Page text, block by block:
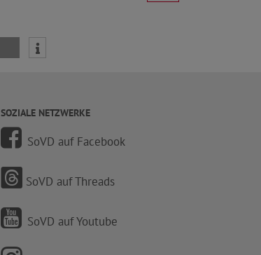
SOZIALE NETZWERKE
SoVD auf Facebook
SoVD auf Threads
SoVD auf Youtube